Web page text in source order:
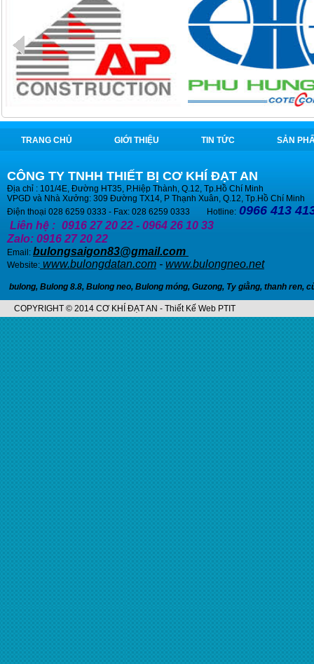
TRANG CHỦ GIỚI THIỆU TIN TỨC SẢN
CÔNG TY TNHH THIẾT BỊ CƠ KHÍ ĐẠT AN
Địa chỉ : 101/4E, Đường HT35, P.Hiệp Thành, Q.12, Tp.Hồ Chí Minh
VPGD và Nhà Xưởng: 309 Đường TX14, P Thạnh Xuân, Q.12, Tp.Hồ Chí Minh
Điện thoại 028 6259 0333 - Fax: 028 6259 0333 Hotline: 0966 413
Liên hệ : 0916 27 20 22 - 0964 26 10 33
Zalo: 0916 27 20 22
Email: bulongsaigon83@gmail.com
Website: www.bulongdatan.com - www.bulongneo.net
bulong, Bulong 8.8, Bulong neo, Bulong móng, Guzong, Ty giằng, thanh ren,
COPYRIGHT © 2014 CƠ KHÍ ĐẠT AN - Thiết Kế Web PTIT